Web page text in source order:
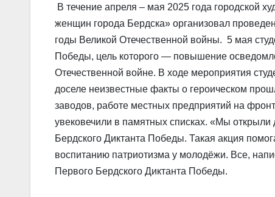
В течение апреля – мая 2025 года городской
женщин города Бердска» организовал
годы Великой Отечественной войны. 5 мая
Победы, цель которого — повышение
Отечественной войне. В ходе мероприятия
доселе неизвестные факты о героическом
заводов, работе местных предприятий на
увековечили в памятных списках. «Мы открыли
Бердского Диктанта Победы. Такая акция
воспитанию патриотизма у молодёжи. Все,
Первого Бердского Диктанта Победы.